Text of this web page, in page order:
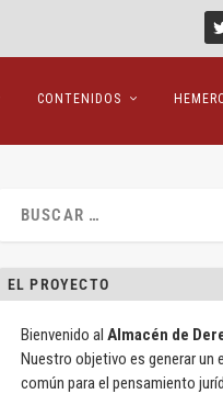
CONTENIDOS
EL PROYECTO
Bienvenido al Almacén de
Nuestro objetivo es generar un
común para el pensamiento